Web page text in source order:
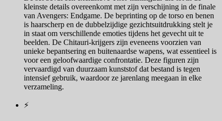
kleinste details overeenkomt met zijn verschijning in de finale
van Avengers: Endgame. De beprinting op de torso en benen
is haarscherp en de dubbelzijdige gezichtsuitdrukking stelt je
in staat om verschillende emoties tijdens het gevecht uit te
beelden. De Chitauri-krijgers zijn eveneens voorzien van
unieke bepantsering en buitenaardse wapens, wat essentieel is
voor een geloofwaardige confrontatie. Deze figuren zijn
vervaardigd van duurzaam kunststof dat bestand is tegen
intensief gebruik, waardoor ze jarenlang meegaan in elke
verzameling.
⚡